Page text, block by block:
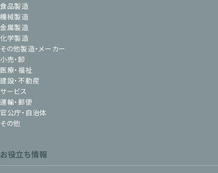
食品製造
機械製造
金属製造
化学製造
その他製造・メーカー
小売・卸
医療・福祉
建設・不動産
サービス
運輸・郵便
官公庁・自治体
その他
お役立ち情報